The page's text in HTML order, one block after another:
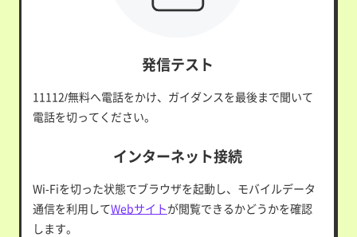
発信テスト
11112/無料へ電話をかけ、ガイダンスを最後まで聞いて
電話を切ってください。
インターネット接続
Wi-Fiを切った状態でブラウザを起動し、モバイルデータ
通信を利用してWebサイトが閲覧できるかどうかを確認
します。